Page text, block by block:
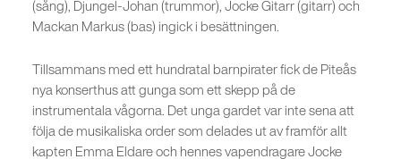
(sång), Djungel-Johan (trummor), Jocke Gitarr (gitarr) och
Mackan Markus (bas) ingick i besättningen.
Tillsammans med ett hundratal barnpirater fick de Piteås
nya konserthus att gunga som ett skepp på de
instrumentala vågorna. Det unga gardet var inte sena att
följa de musikaliska order som delades ut av framför allt
kapten Emma Eldare och hennes vapendragare Jocke